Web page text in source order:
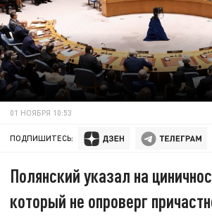
01 НОЯБРЯ 10:53
ПОДПИШИТЕСЬ:
Полянский указал на
который не опроверг